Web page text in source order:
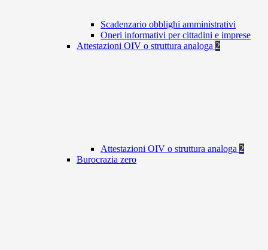
Scadenzario obblighi amministrativi
Oneri informativi per cittadini e imprese
Attestazioni OIV o struttura analoga 2
Attestazioni OIV o struttura analoga 2
Burocrazia zero